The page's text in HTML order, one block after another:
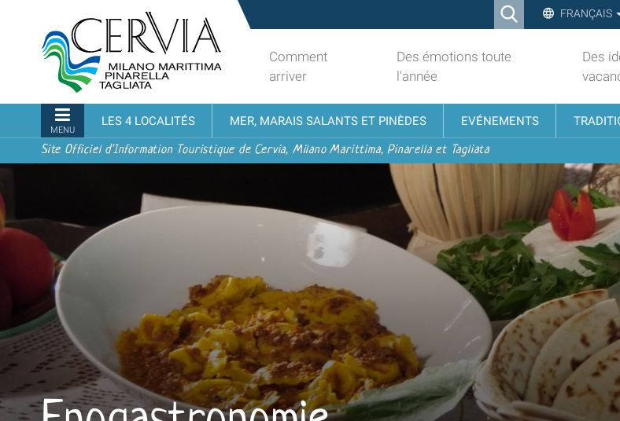
contenu.
à
navigation
Ricerca
Search…
FRANÇAIS
turistico
ufficiale
Cervia,
Milano
Marittima,
Pinarella,
Tagliata
Comment
arriver
Des émotions toute
l'année
Des
Navigation
MENU
LES 4 LOCALITÉS MER, MARAIS SALANTS ET PINÈDES EVÉNEMENTS
Site Officiel d'Information Touristique de Cervia, Milano Marittima, Pinarella et Tagliata